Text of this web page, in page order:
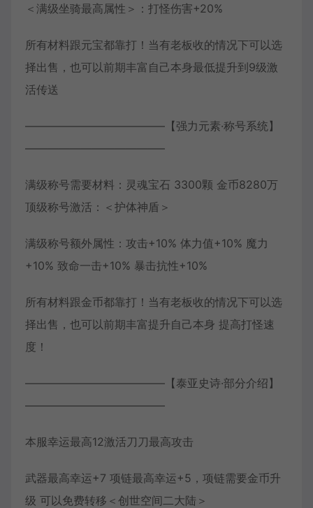
＜满级坐骑最高属性＞：打怪伤害+20%
所有材料跟元宝都靠打！当有老板收的情况下可以选
择出售，也可以前期丰富自己本身最低提升到9级激
活传送
————————————–【强力元素·称号系统】
————————————–
满级称号需要材料：灵魂宝石 3300颗 金币8280万
顶级称号激活：＜护体神盾＞
满级称号额外属性：攻击+10% 体力值+10% 魔力
+10% 致命一击+10% 暴击抗性+10%
所有材料跟金币都靠打！当有老板收的情况下可以选
择出售，也可以前期丰富提升自己本身 提高打怪速
度！
————————————–【泰亚史诗·部分介绍】
————————————–
本服幸运最高12激活刀刀最高攻击
武器最高幸运+7 项链最高幸运+5，项链需要金币升
级 可以免费转移＜创世空间二大陆＞